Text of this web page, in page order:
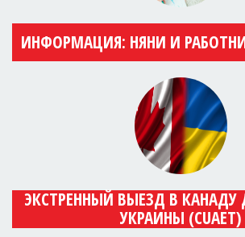
ИНФОРМАЦИЯ: НЯНИ И
ЭКСТРЕННЫЙ ВЫЕЗД В КАНАДУ
УКРАИНЫ (CUAET)